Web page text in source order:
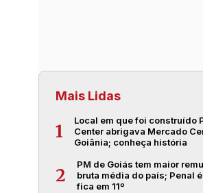
Mais Lidas
1
Local em que foi construído
Center abrigava Mercado
Goiânia; conheça história
2
PM de Goiás tem maior
bruta média do país; Penal
fica em 11º